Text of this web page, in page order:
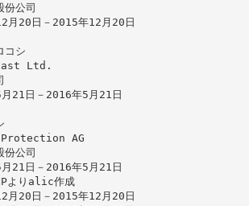
份公司
月20日－2015年12月20日
コシ
Ltd.
21日－2016年5月21日
AG
份公司
21日－2016年5月21日
よりalic作成
月20日－2015年12月20日